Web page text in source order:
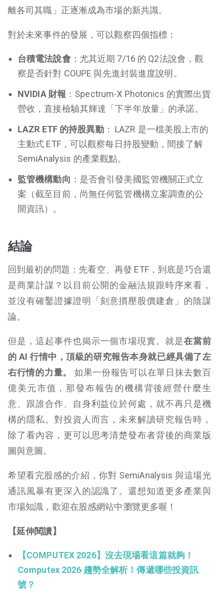
離各司其職」正逐漸成為市場的新共識。
對於未來事件的發展，可以觀察四個指標：
台積電法說會：尤其近期 7/16 的 Q2法說會，觀
察是否針對 COUPE 與先進封裝進度說明。
NVIDIA 財報 ：Spectrum-X Photonics 的實際出貨
營收，直接檢驗其輝達「下半年放量」的承諾。
LAZR ETF 的持股異動： LAZR 是一檔美股上市的
主動式 ETF，可以觀察每日持股變動，間接了解
SemiAnalysis 的產業觀點。
監管機構動向 ：是否會引發美國監管機關正式立
案（截至目前，尚無任何監管機構立案調查的公
開資訊）。
結論
回到最初的問題：先看空、再發 ETF，到底是巧合還
是商業計謀？以目前公開的金融法規跟時序來看，
並沒有確鑿證據證明「刻意摜壓股價建倉」的陰謀
論。
但是，這起事件也揭示一個市場現實。就是在當前
的 AI 行情中，頂級的研究報告本身就已經具備了左
右行情的力量。
如果一份報告可以在單日抹去數百
億美元市值，那發布報告的機構背後經營什麼生
意、跟誰合作、自身利益位於何處，就不再只是機
構的隱私。對投資人而言，未來解讀研究報告時，
除了看內容，更可以思考清楚發布者背後的商業版
圖與意圖。
希望看完股感的介紹，你對 SemiAnalysis 與這場光
通訊風暴有更深入的認識了。還想知道更多產業與
市場知識，歡迎在股感網站中瀏覽更多喔！
【延伸閱讀】
【COMPUTEX 2026】沒去現場看這篇就夠！
Computex 2026 趨勢全解析！傳遞哪些投資訊
號？